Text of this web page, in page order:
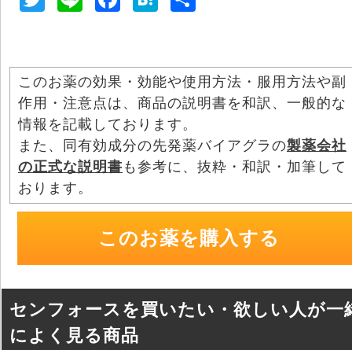
er
e
b
o
o
k
n
a
このお薬の効果・効能や使用方法・服用方法や副
作用・注意点は、商品の説明書を和訳、一般的な
情報を記載しております。
また、同有効成分の先発薬バイアグラの製薬会社
の正式な説明書 も参考に、抜粋・和訳・加筆して
おります。
このお薬を購入する
センフォースを買いたい・欲しい人が一
によく見る商品